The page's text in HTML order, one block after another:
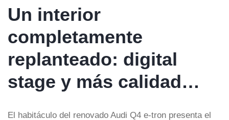
Un interior
completamente
replanteado: digital
stage y más calidad…
El habitáculo del renovado Audi Q4 e-tron presenta el